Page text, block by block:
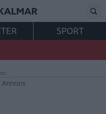
SPORT